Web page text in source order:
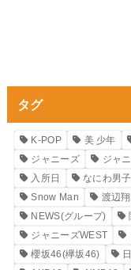
タグ
K-POP 美 少年
ジャニーズ
ジャ
入所日
なにわ男子
Snow Man
渡辺
NEWS(グループ)
ジャニーズWEST
櫻坂46(欅坂46)